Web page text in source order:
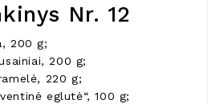
Nr. 12
200 g;
200 g;
220 g;
eglutė“, 100 g;